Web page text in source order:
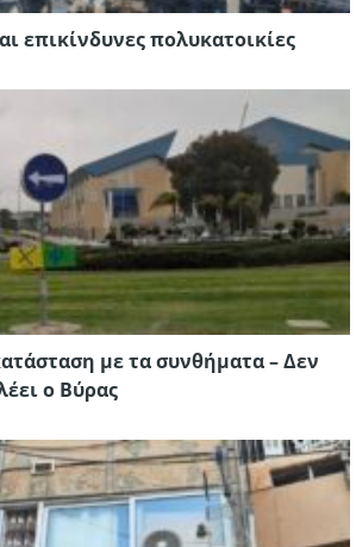
επικίνδυνες πολυκατοικίες
με τα συνθήματα – Δεν
ο Βύρας